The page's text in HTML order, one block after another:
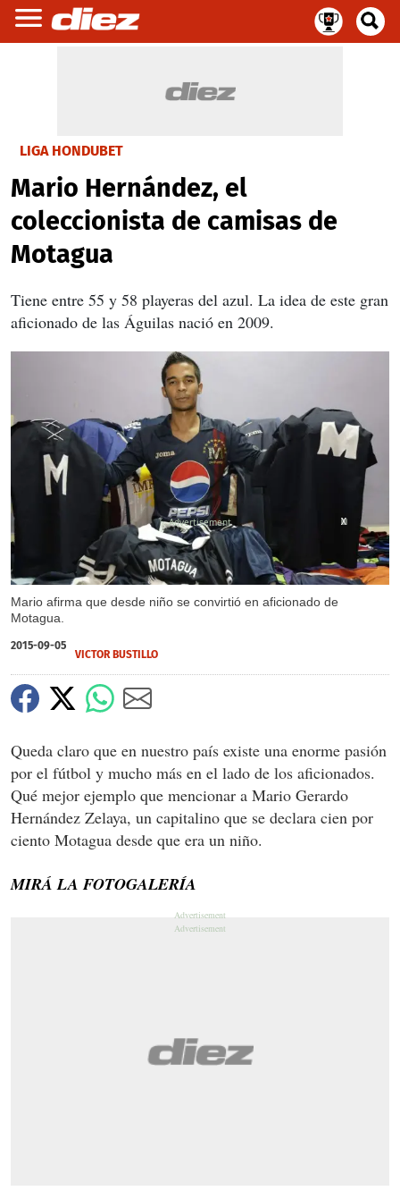
LIGA HONDUBET
Mario Hernández, el
coleccionista de camisas de
Motagua
Tiene entre 55 y 58 playeras del azul. La idea de este gran
aficionado de las Águilas nació en 2009.
Mario afirma que desde niño se convirtió en aficionado de
Motagua.
X
X
2015-09-05
VICTOR BUSTILLO
Queda claro que en nuestro país existe una enorme pasión
por el fútbol y mucho más en el lado de los aficionados.
Qué mejor ejemplo que mencionar a Mario Gerardo
Hernández Zelaya, un capitalino que se declara cien por
ciento Motagua desde que era un niño.
MIRÁ LA FOTOGALERÍA